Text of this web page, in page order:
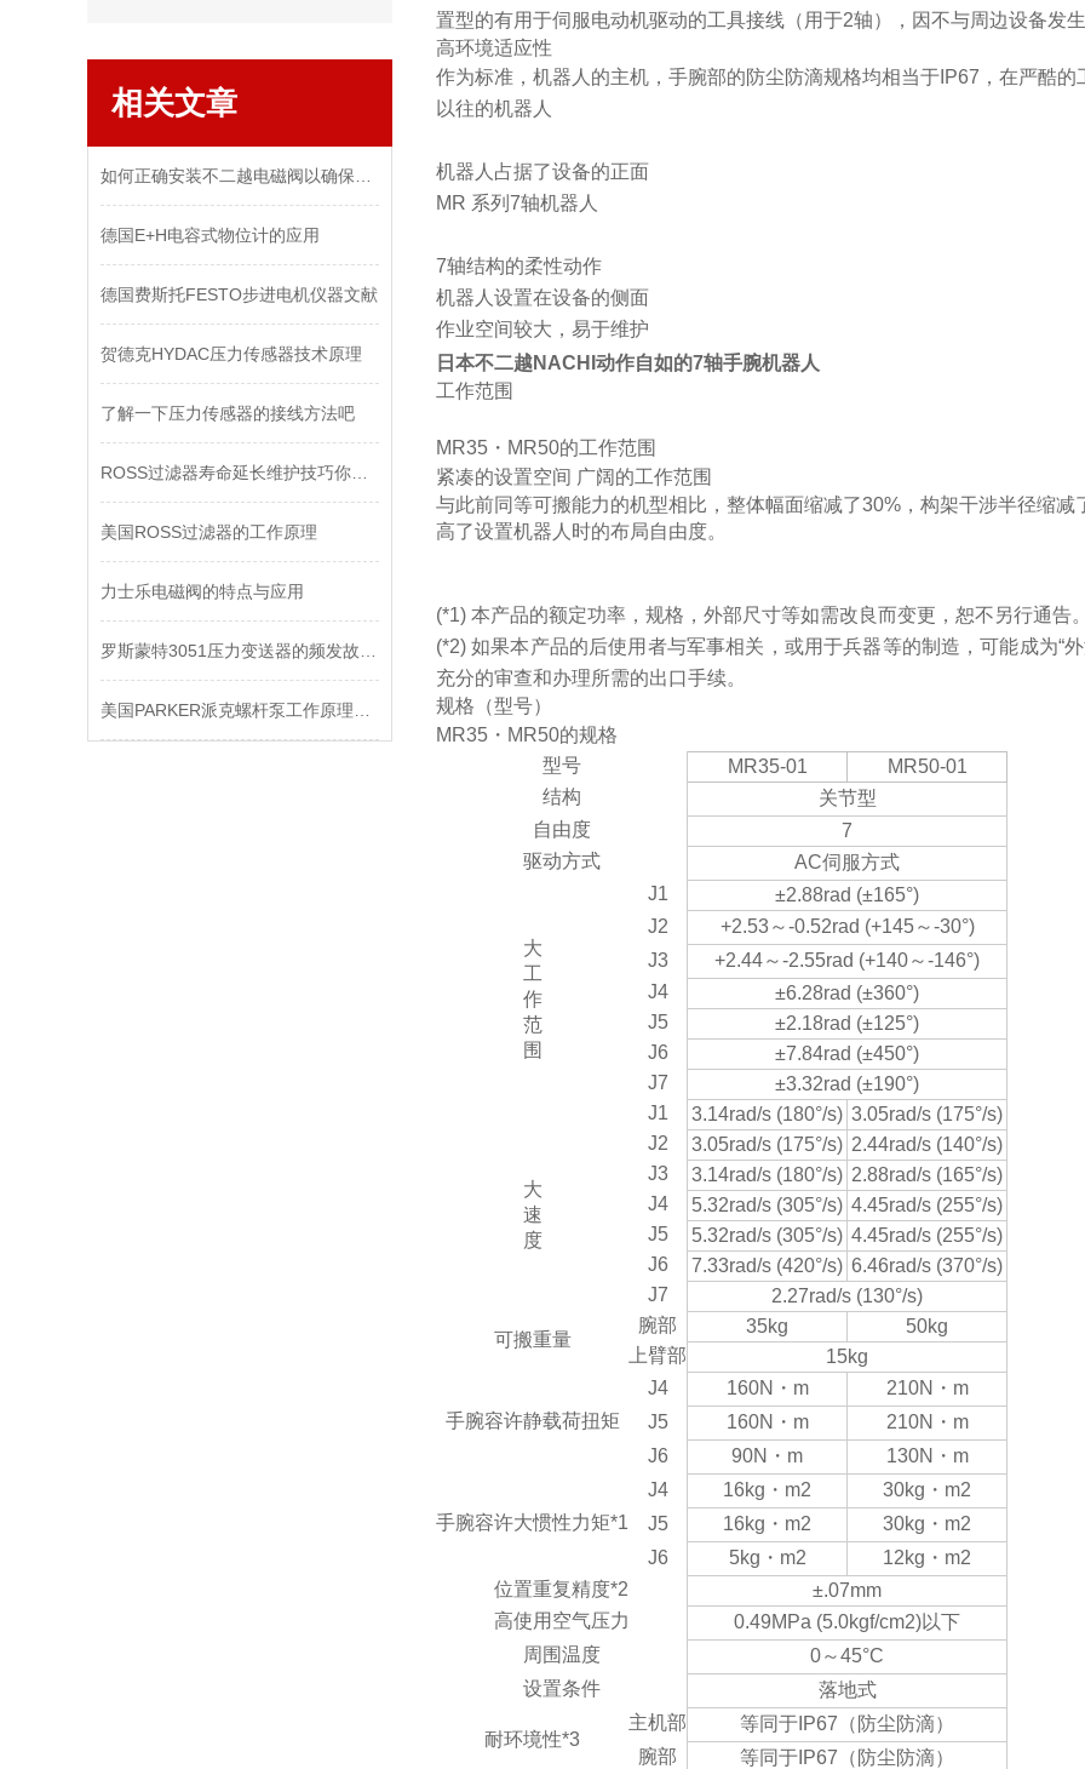
相关文章
德国E+H电容式物位计的应用
德国费斯托FESTO步进电机仪器文献
贺德克HYDAC压力传感器技术原理
了解一下压力传感器的接线方法吧
美国ROSS过滤器的工作原理
力士乐电磁阀的特点与应用
置型的有用于伺服电动机驱动的工具接线（用于2轴），因不与周边设备发生
高环境适应性
作为标准，机器人的主机，手腕部的防尘防滴规格均相当于IP67，在严酷的
以往的机器人
机器人占据了设备的正面
MR 系列7轴机器人
7轴结构的柔性动作
机器人设置在设备的侧面
作业空间较大，易于维护
日本不二越NACHI动作自如的7轴手腕机器人
工作范围
MR35・MR50的工作范围
紧凑的设置空间 广阔的工作范围
与此前同等可搬能力的机型相比，整体幅面缩减了30%，构架干涉半径缩
高了设置机器人时的布局自由度。
(*1) 本产品的额定功率，规格，外部尺寸等如需改良而变更，恕不另行通告。
(*2) 如果本产品的后使用者与军事相关，或用于兵器等的制造，可能成为“
充分的审查和办理所需的出口手续。
规格（型号）
MR35・MR50的规格
型号
MR35-01
MR50-01
结构
关节型
自由度
7
驱动方式
AC伺服方式
大
工
作
范
围
J1
±2.88rad (±165°)
J2
+2.53～-0.52rad (+145～-30°)
J3
+2.44～-2.55rad (+140～-146°)
J4
±6.28rad (±360°)
J5
±2.18rad (±125°)
J6
±7.84rad (±450°)
J7
±3.32rad (±190°)
大
速
度
J1 3.14rad/s (180°/s) 3.05rad/s (175°/s)
J2
3.05rad/s (175°/s) 2.44rad/s (140°/s)
J3
3.14rad/s (180°/s) 2.88rad/s (165°/s)
J4
5.32rad/s (305°/s) 4.45rad/s (255°/s)
J5
5.32rad/s (305°/s) 4.45rad/s (255°/s)
J6
7.33rad/s (420°/s) 6.46rad/s (370°/s)
J7
2.27rad/s (130°/s)
可搬重量
腕部 35kg
50kg
上臂部
15kg
手腕容许静载荷扭矩
J4 160N・m
210N・m
J5
160N・m
210N・m
J6
90N・m 130N・m
手腕容许大惯性力矩*1
J4 16kg・m2
30kg・m2
J5
16kg・m2
30kg・m2
J6
5kg・m2
12kg・m2
位置重复精度*2
±.07mm
高使用空气压力
0.49MPa (5.0kgf/cm2)以下
周围温度
0～45°C
设置条件
落地式
耐环境性*3
主机部
等同于IP67（防尘防滴）
腕部
等同于IP67（防尘防滴）